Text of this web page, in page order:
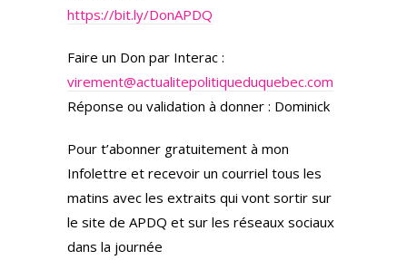
https://bit.ly/DonAPDQ
Faire un Don par Interac :
virement@actualitepolitiqueduquebec.com
Réponse ou validation à donner : Dominick
Pour t’abonner gratuitement à mon
Infolettre et recevoir un courriel tous les
matins avec les extraits qui vont sortir sur
le site de APDQ et sur les réseaux sociaux
dans la journée